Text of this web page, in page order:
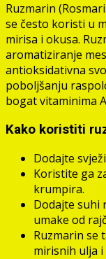
Ruzmarin
se često koristi u
mirisa i okusa.
aromatiziranje
antioksidativna
poboljšanju
bogat vitaminima
Kako koristiti
Dodajte
Koristite ga
krumpira.
Dodajte suhi
umake od
Ruzmarin se
mirisnih ulja i